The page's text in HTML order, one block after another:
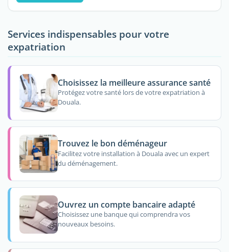
Services indispensables pour votre
expatriation
Choisissez la meilleure assurance santé
Protégez votre santé lors de votre expatriation à
Douala.
Trouvez le bon déménageur
Facilitez votre installation à Douala avec un expert
du déménagement.
Ouvrez un compte bancaire adapté
Choisissez une banque qui comprendra vos
nouveaux besoins.